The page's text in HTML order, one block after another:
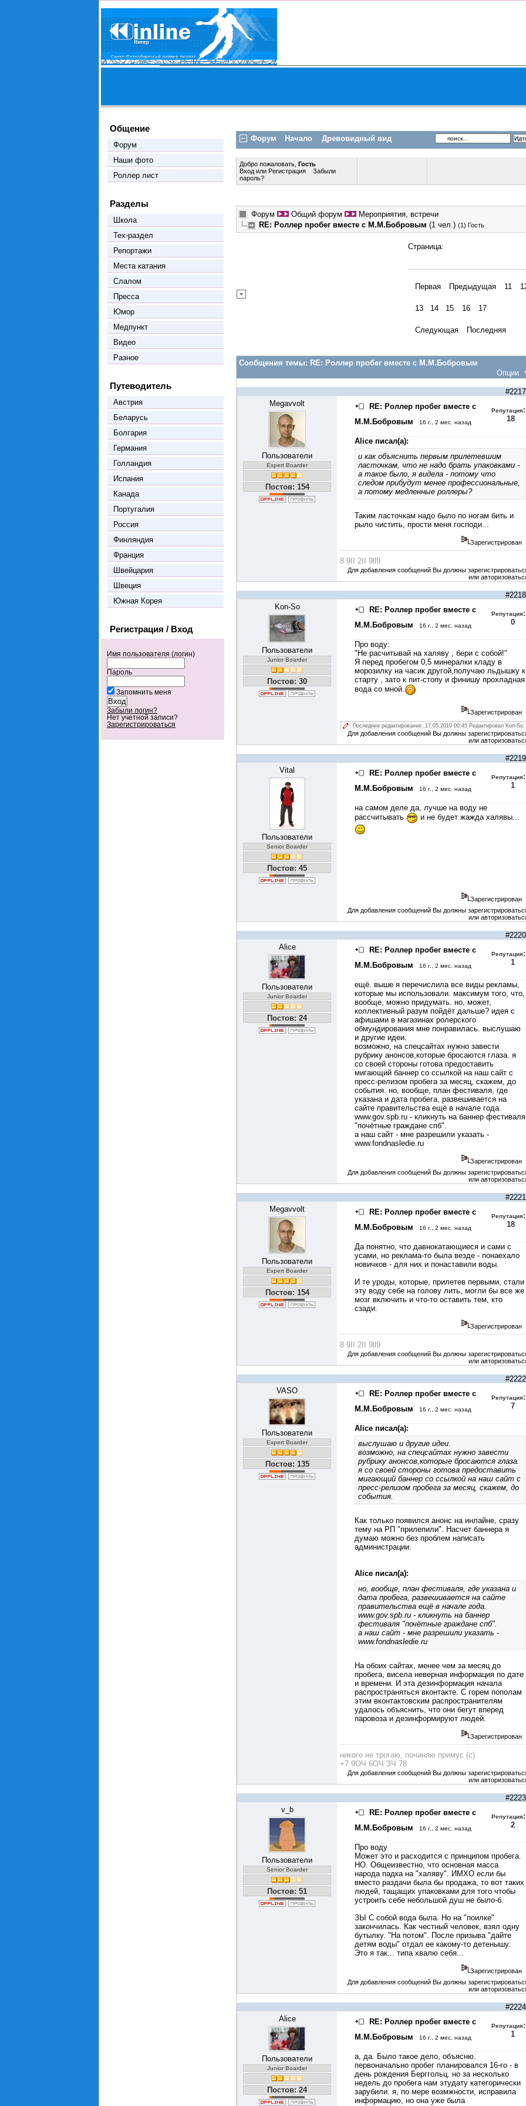
Общение
Форум
Наши фото
Роллер лист
Разделы
Школа
Тех-раздел
Репортажи
Места катания
Слалом
Пресса
Юмор
Медпункт
Видео
Разное
Путеводитель
Австрия
Беларусь
Болгария
Германия
Голландия
Испания
Канада
Португалия
Россия
Финляндия
Франция
Швейцария
Швеция
Южная Корея
Регистрация / Вход
Имя пользователя (логин)
Пароль
Запомнить меня
Забыли логин?
Нет учетной записи?
Зарегистрироваться
Форум Начало Древовидный вид
Добро пожаловать, Гость
Вход или Регистрация
Забыли
пароль?
Форум Общий форум
Мероприятия, встречи
RE: Роллер пробег вместе с М.М.Бобровым (1 чел.) (1) Гость
Страница:
Первая Предыдущая 11
13 14 15 16 17
Следующая Последняя
Сообщения темы: RE: Роллер пробег вместе с М.М.Бобровым
Опции
#2217
Megavvolt
Пользователи
Expert Boarder
Постов: 154
RE: Роллер пробег вместе с
М.М.Бобровым
16 г., 2 мес. назад
Репутация:
18
Alice писал(а):
и как объяснить первым прилетевшим
ласточкам, что не надо брать упаковками -
а такое было, я видела - потому что
следом прибудут менее профессиональные,
а потому медленные роллеры?
Таким ласточкам надо было по ногам бить и
рыло чистить, прости меня господи...
Зарегистрирован
8 9II 2II 9ll9
Для добавления сообщений Вы должны
или
#2218
Kon-So
Пользователи
Junior Boarder
Постов: 30
RE: Роллер пробег вместе с
М.М.Бобровым
16 г., 2 мес. назад
Репутация:
0
Про воду:
"Не расчитывай на халяву , бери с собой!"
Я перед пробегом 0,5 минералки кладу в
морозилку на часик другой,получаю льдышку к
старту , зато к пит-стопу и финишу прохладная
вода со мной.
Зарегистрирован
Последнее редактирование: 17.05.2010 00:45 Редактировал Kon-So.
Для добавления сообщений Вы должны
или
#2219
Vital
Пользователи
Senior Boarder
Постов: 45
RE: Роллер пробег вместе с
М.М.Бобровым
16 г., 2 мес. назад
Репутация:
1
на самом деле да, лучше на воду не
рассчитывать
и не будет жажда халявы...
Зарегистрирован
Для добавления сообщений Вы должны
или
#2220
Alice
Пользователи
Junior Boarder
Постов: 24
RE: Роллер пробег вместе с
М.М.Бобровым
16 г., 2 мес. назад
Репутация:
1
ещё. выше я перечислила все виды рекламы,
которые мы использовали. максимум того, что,
вообще, можно придумать. но, может,
коллективный разум пойдёт дальше? идея с
афишами в магазинах ролерского
обмундирования мне понравилась. выслушаю
и другие идеи.
возможно, на спецсайтах нужно завести
рубрику анонсов,которые бросаются глаза. я
со своей стороны готова предоставить
мигающий баннер со ссылкой на наш сайт с
пресс-релизом пробега за месяц, скажем, до
события. но, вообще, план фестиваля, где
указана и дата пробега, развешивается на
сайте правительства ещё в начале года.
www.gov.spb.ru - кликнуть на баннер фестиваля
"почётные граждане спб".
а наш сайт - мне разрешили указать -
www.fondnasledie.ru
Зарегистрирован
Для добавления сообщений Вы должны
или
#2221
Megavvolt
Пользователи
Expert Boarder
Постов: 154
RE: Роллер пробег вместе с
М.М.Бобровым
16 г., 2 мес. назад
Репутация:
18
Да понятно, что давнокатающиеся и сами с
усами, но реклама-то была везде - понаехало
новичков - для них и понаставили воды.
И те уроды, которые, прилетев первыми, стали
эту воду себе на голову лить, могли бы все же
мозг включить и что-то оставить тем, кто
сзади.
Зарегистрирован
8 9II 2II 9ll9
Для добавления сообщений Вы должны
или
#2222
VASO
Пользователи
Expert Boarder
Постов: 135
RE: Роллер пробег вместе с
М.М.Бобровым
16 г., 2 мес. назад
Репутация:
7
Alice писал(а):
выслушаю и другие идеи.
возможно, на спецсайтах нужно завести
рубрику анонсов,которые бросаются глаза.
я со своей стороны готова предоставить
мигающий баннер со ссылкой на наш сайт с
пресс-релизом пробега за месяц, скажем, до
события.
Как только появился анонс на инлайне, сразу
тему на РП "прилепили". Насчет баннера я
думаю можно без проблем написать
администрации.
Alice писал(а):
но, вообще, план фестиваля, где указана и
дата пробега, развешивается на сайте
правительства ещё в начале года.
www.gov.spb.ru - кликнуть на баннер
фестиваля "почётные граждане спб".
а наш сайт - мне разрешили указать -
www.fondnasledie.ru
На обоих сайтах, менее чем за месяц до
пробега, висела неверная информация по дате
и времени. И эта дезинформация начала
распространяться вконтакте. С горем пополам
этим вконтактовским распространителям
удалось объяснить, что они бегут вперед
паровоза и дезинформируют людей.
Зарегистрирован
никого не трогаю, починяю примус (с)
+7 9ОЧ 6ОЧ ЗЧ 78
Для добавления сообщений Вы должны
или
#2223
v_b
Пользователи
Senior Boarder
Постов: 51
RE: Роллер пробег вместе с
М.М.Бобровым
16 г., 2 мес. назад
Репутация:
2
Про воду
Может это и расходится с принципом пробега.
НО. Общеизвестно, что основная масса
народа падка на "халяву". ИМХО если бы
вместо раздачи была бы продажа, то вот таких
людей, тащащих упаковками для того чтобы
устроить себе небольшой душ не было-б.
ЗЫ С собой вода была. Но на "поилке"
закончилась. Как честный человек, взял одну
бутылку. "На потом". После призыва "дайте
детям воды" отдал ее какому-то детенышу.
Это я так... типа хвалю себя...
Зарегистрирован
Для добавления сообщений Вы должны
или
#2224
Alice
Пользователи
Junior Boarder
Постов: 24
RE: Роллер пробег вместе с
М.М.Бобровым
16 г., 2 мес. назад
Репутация:
1
а, да. Было такое дело, объясню.
первоначально пробег планировался 16-го - в
день рождения Берггольц. но за несколько
недель до пробега нам этудату категорически
зарубили. я, по мере возмжности, исправила
информацию, но она уже была